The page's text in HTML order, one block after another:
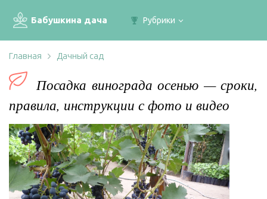
Бабушкина дача Рубрики
Главная Дачный сад
Посадка винограда осенью — сроки,
правила, инструкции с фото и видео